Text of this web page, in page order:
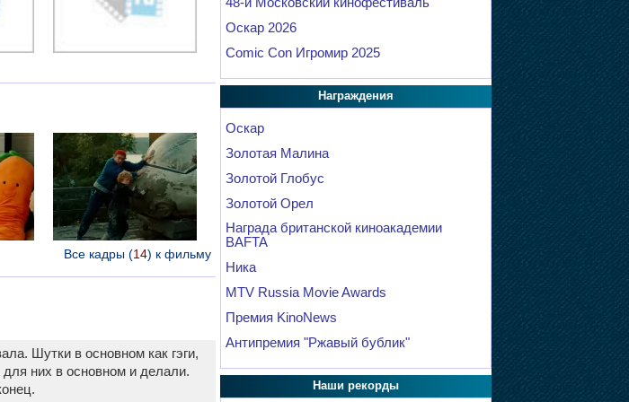
Все кадры (14) к фильму
Шутки в основном как гэги,
них в основном и делали.
Оскар 2026
Comic Con Игромир 2025
Награждения
Оскар
Золотая Малина
Золотой Глобус
Золотой Орел
Награда британской киноакадемии
BAFTA
Ника
MTV Russia Movie Awards
Премия KinoNews
Антипремия "Ржавый бублик"
Наши рекорды